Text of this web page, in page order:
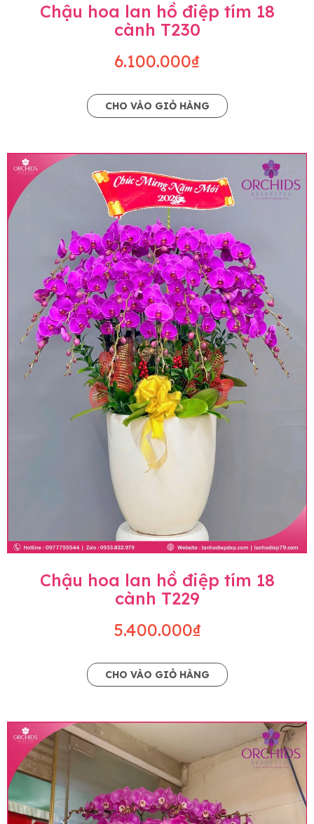
Chậu hoa lan hồ điệp tím 18
cành T230
6.100.000₫
CHO VÀO GIỎ HÀNG
Chậu hoa lan hồ điệp tím 18
cành T229
5.400.000₫
CHO VÀO GIỎ HÀNG